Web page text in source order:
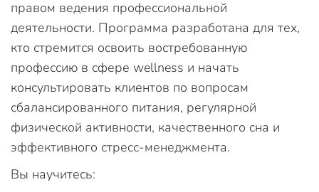
правом ведения профессиональной
деятельности. Программа разработана для тех,
кто стремится освоить востребованную
профессию в сфере wellness и начать
консультировать клиентов по вопросам
сбалансированного питания, регулярной
физической активности, качественного сна и
эффективного стресс-менеджмента.
Вы научитесь: